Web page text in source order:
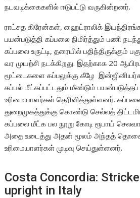
நடவடிக்கைகளில் ஈடுபட்டு வருகின்றனர்.
ராட்சத கிரேன்கள், ஹைட்ராலிக்
பயன்படுத்தி கப்பலை நிமிர்த்தும் பணி
கப்பலை உருட்டி, தரையில் பதிந்திருக்கும்
வர முயற்சி நடக்கிறது. இதற்காக 20
மூட்டைகளை கப்பலுக்கு கீழே
கப்பல் மீட்கப்பட்டதும் மீண்டும்
உரிமையாளர்கள் தெரிவித்துள்ளனர்.
துறைமுகத்துக்கு கொண்டு செல்லத்
கப்பலை மீட்க பல நூறு கோடி ரூபாய்
அதை உடைத்து அதன் மூலம் அந்தத்
உரிமையாளர்கள் முடிவு செய்துள்ளனர்.
Costa Concordia:
upright in Italy